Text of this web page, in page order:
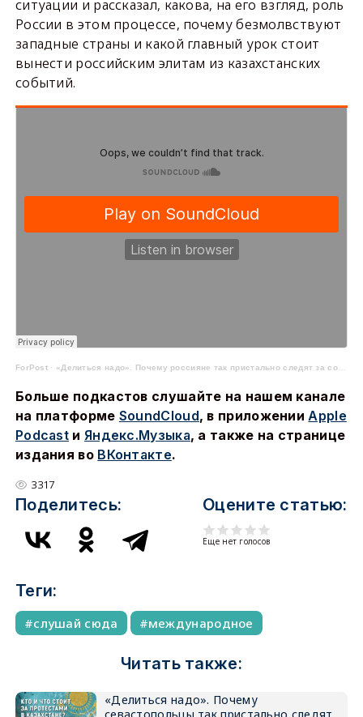
ситуации и рассказал, какова, на его взгляд, роль
России в этом процессе, почему безмолвствуют
западные страны и какой главный урок стоит
вынести российским элитам из казахстанских
событий.
ForPost · «Делиться надо». Почему россияне так пристально следят за событиями в Казахстане?
Больше подкастов слушайте на нашем канале
на платформе SoundCloud, в приложенииApple
Podcast и Яндекс.Музыка, а также на странице
издания во ВКонтакте.
3317
Поделитесь: Оцените статью:
Еще нет голосов
Теги:
слушай сюда международное
Читать также:
«Делиться надо». Почему